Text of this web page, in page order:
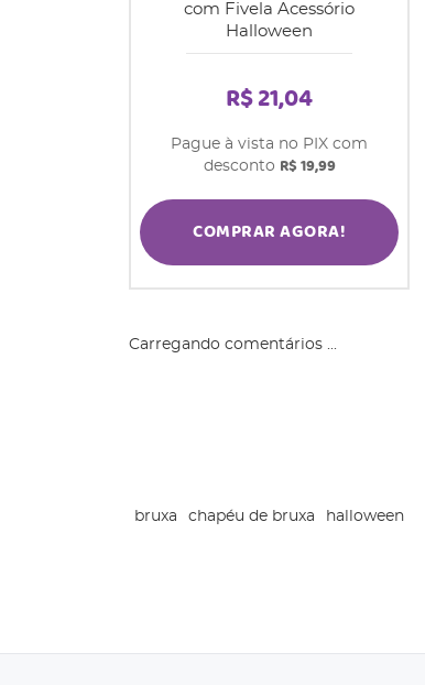
com Fivela Acessório
Halloween
R$ 21,04
Pague à vista no PIX com
desconto R$ 19,99
COMPRAR AGORA!
Carregando comentários ...
bruxa chapéu de bruxa halloween